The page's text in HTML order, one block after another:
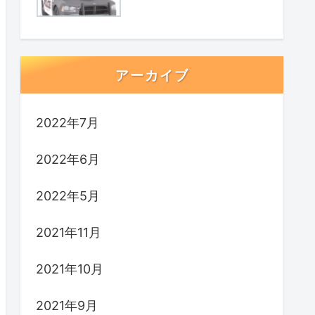
アーカイブ
2022年7月
2022年6月
2022年5月
2021年11月
2021年10月
2021年9月